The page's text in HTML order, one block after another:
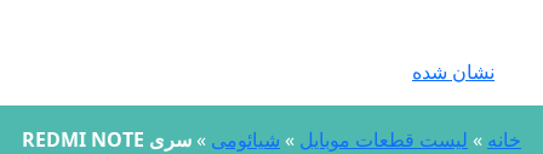
نشان شده
»لیست قطعات موبایل»شیائومی»سری REDMI NOTE